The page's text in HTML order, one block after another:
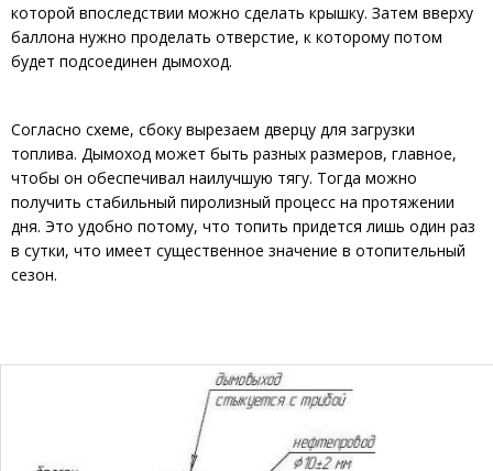
которой впоследствии можно сделать крышку. Затем вверху
баллона нужно проделать отверстие, к которому потом
будет подсоединен дымоход.
Согласно схеме, сбоку вырезаем дверцу для загрузки
топлива. Дымоход может быть разных размеров, главное,
чтобы он обеспечивал наилучшую тягу. Тогда можно
получить стабильный пиролизный процесс на протяжении
дня. Это удобно потому, что топить придется лишь один раз
в сутки, что имеет существенное значение в отопительный
сезон.